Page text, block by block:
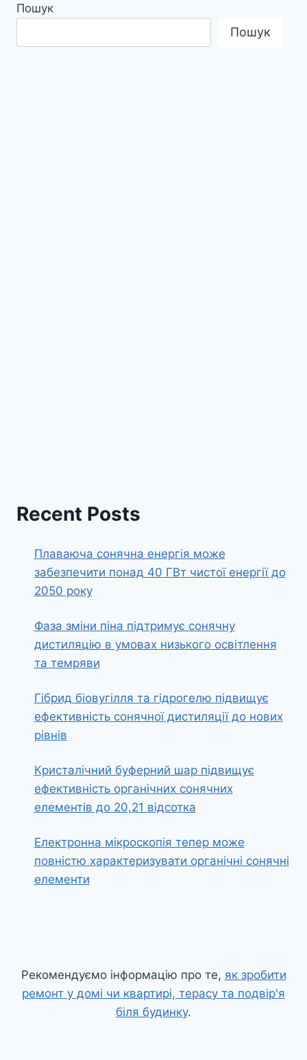
Пошук
Пошук
Recent Posts
Плаваюча сонячна енергія може
забезпечити понад 40 ГВт чистої енергії до
2050 року
Фаза зміни піна підтримує сонячну
дистиляцію в умовах низького освітлення
та темряви
Гібрид біовугілля та гідрогелю підвищує
ефективність сонячної дистиляції до нових
рівнів
Кристалічний буферний шар підвищує
ефективність органічних сонячних
елементів до 20,21 відсотка
Електронна мікроскопія тепер може
повністю характеризувати органічні сонячні
елементи
Рекомендуємо інформацію про те, як зробити
ремонт у домі чи квартирі, терасу та подвір'я
біля будинку.